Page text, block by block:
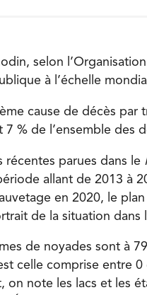
selon
à l’échelle
cause de décès par
% de l’ensemble des
récentes parues dans le
allant de 2013 à
en 2020, le
de la situation dans
de noyades sont à
celle comprise entre
note les lacs et les